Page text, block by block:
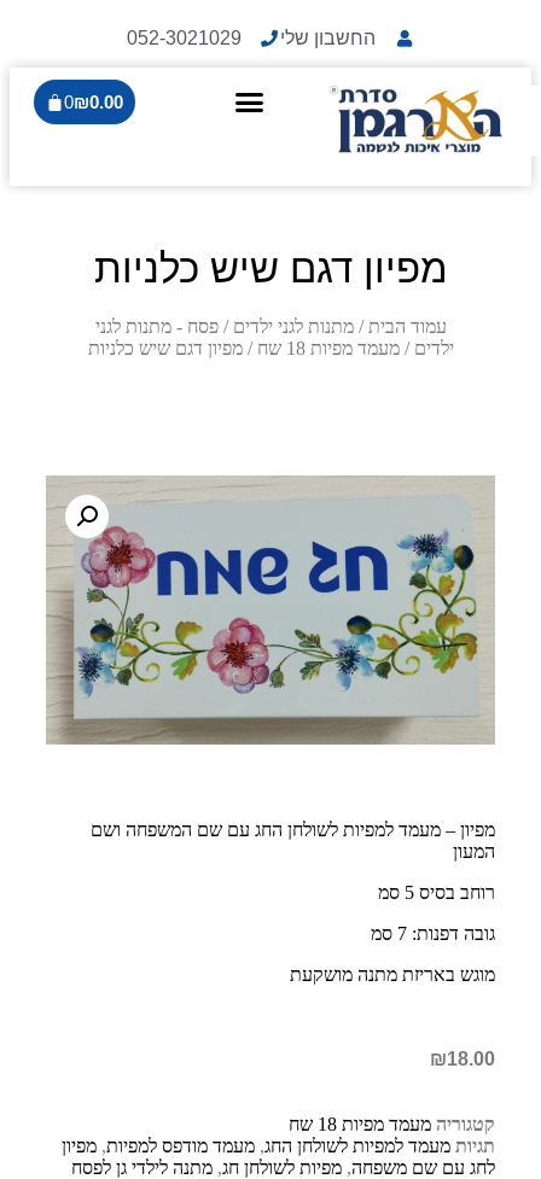
החשבון שלי 052-3021029
₪0.00
0
מפיון דגם שיש כלניות
עמוד הבית /מתנות לגני ילדים /פסח - מתנות לגני
ילדים /מעמד מפיות 18 שח / מפיון דגם שיש כלניות
מפיון – מעמד למפיות לשולחן החג עם שם המשפחה ושם
המעון
רוחב בסיס 5 סמ
גובה דפנות: 7 סמ
מוגש באריזת מתנה מושקעת
₪18.00
קטגוריה מעמד מפיות 18 שח
תגיות מעמד למפיות לשולחן החג, מעמד מודפס למפיות, מפיון
לחג עם שם משפחה, מפיות לשולחן חג, מתנה לילדי גן לפסח